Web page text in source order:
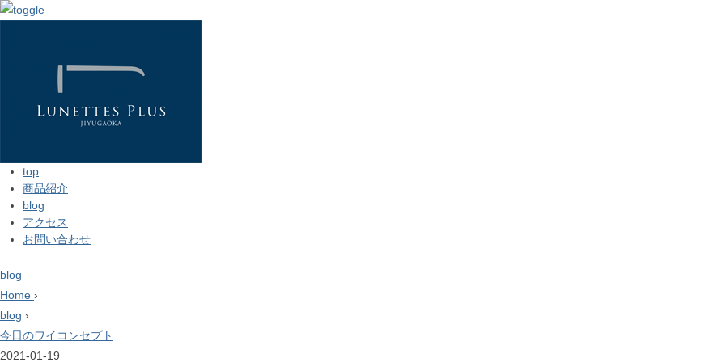
top
商品紹介
blog
アクセス
お問い合わせ
blog
Home ›
blog ›
今日のワイコンセプト
2021-01-19